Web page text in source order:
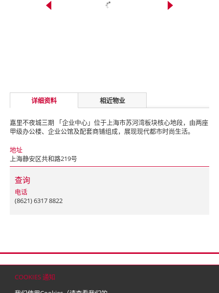
COOKIES 通知
详细资料 相近物业
嘉里不夜城三期 「企业中心」位于上海市苏河湾板块核心地段，由两座
甲级办公楼、企业公馆及配套商铺组成，展现现代都市时尚生活。
地址
上海静安区共和路219号
查询
电话
(8621) 6317 8822
© 2026 嘉里建设有限公司 (于百慕达注册成立之有限公司)